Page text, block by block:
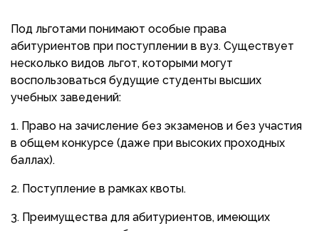
Под льготами понимают особые права
абитуриентов при поступлении в вуз. Существует
несколько видов льгот, которыми могут
воспользоваться будущие студенты высших
учебных заведений:
Право на зачисление без экзаменов и без участия
в общем конкурсе (даже при высоких проходных
баллах).
Поступление в рамках квоты.
Преимущества для абитуриентов, имеющих